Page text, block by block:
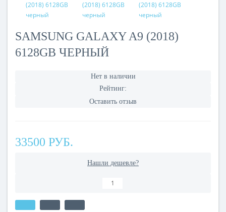
SAMSUNG GALAXY A9 (2018)
6128GB ЧЕРНЫЙ
Нет в наличии
Рейтинг:
Оставить отзыв
33500 РУБ.
Нашли дешевле?